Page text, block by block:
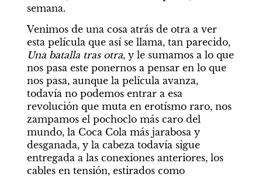
semana.
Venimos de una cosa atrás de otra a ver
esta película que así se llama, tan parecido,
Una batalla tras otra, y le sumamos a lo que
nos pasa este ponernos a pensar en lo que
nos pasa, aunque la película avanza,
todavía no podemos entrar a esa
revolución que muta en erotísmo raro, nos
zampamos el pochoclo más caro del
mundo, la Coca Cola más jarabosa y
desganada, y la cabeza todavía sigue
entregada a las conexiones anteriores, los
cables en tensión, estirados como